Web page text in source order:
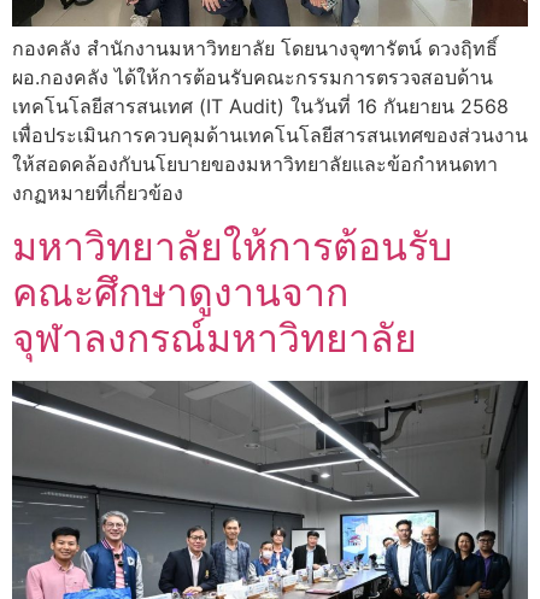
กองคลัง สำนักงานมหาวิทยาลัย โดยนางจุฑารัตน์ ดวงฤิทธิ์
ผอ.กองคลัง ได้ให้การต้อนรับคณะกรรมการตรวจสอบด้าน
เทคโนโลยีสารสนเทศ (IT Audit) ในวันที่ 16 กันยายน 2568
เพื่อประเมินการควบคุมด้านเทคโนโลยีสารสนเทศของส่วนงาน
ให้สอดคล้องกับนโยบายของมหาวิทยาลัยและข้อกำหนดทา
งกฏหมายที่เกี่ยวข้อง
มหาวิทยาลัยให้การต้อนรับ
คณะศึกษาดูงานจาก
จุฬาลงกรณ์มหาวิทยาลัย